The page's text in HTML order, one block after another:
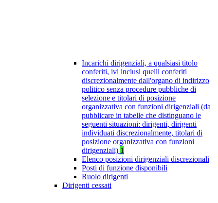
Incarichi dirigenziali, a qualsiasi titolo
conferiti, ivi inclusi quelli conferiti
discrezionalmente dall'organo di indirizzo
politico senza procedure pubbliche di
selezione e titolari di posizione
organizzativa con funzioni dirigenziali (da
pubblicare in tabelle che distinguano le
seguenti situazioni: dirigenti, dirigenti
individuati discrezionalmente, titolari di
posizione organizzativa con funzioni
dirigenziali) 1
Elenco posizioni dirigenziali discrezionali
Posti di funzione disponibili
Ruolo dirigenti
Dirigenti cessati